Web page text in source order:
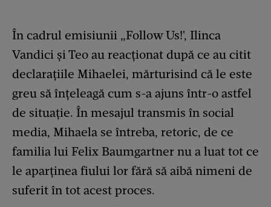
În cadrul emisiunii „Follow Us!', Ilinca
Vandici și Teo au reacționat după ce au citit
declarațiile Mihaelei, mărturisind că le este
greu să înțeleagă cum s-a ajuns într-o astfel
de situație. În mesajul transmis în social
media, Mihaela se întreba, retoric, de ce
familia lui Felix Baumgartner nu a luat tot ce
le aparținea fiului lor fără să aibă nimeni de
suferit în tot acest proces.